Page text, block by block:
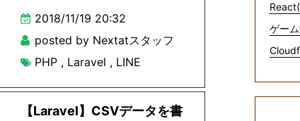
2018/11/19 20:32
posted by Nextatスタッフ
PHP , Laravel , LINE
【Laravel】CSVデータを書
ゲー